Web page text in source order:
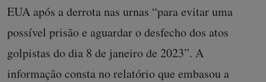
EUA após a derrota nas urnas “para evitar uma
possível prisão e aguardar o desfecho dos atos
golpistas do dia 8 de janeiro de 2023”. A
informação consta no relatório que embasou a